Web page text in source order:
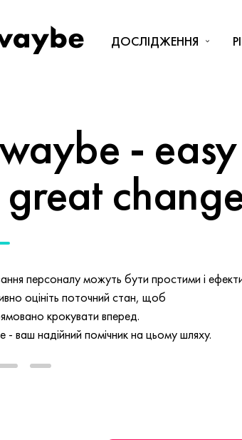
ДОСЛІДЖЕННЯ
-
персоналу можуть бути простими і
оцініть поточний стан, щоб
крокувати вперед.
- ваш надійний помічник на цьому шляху.